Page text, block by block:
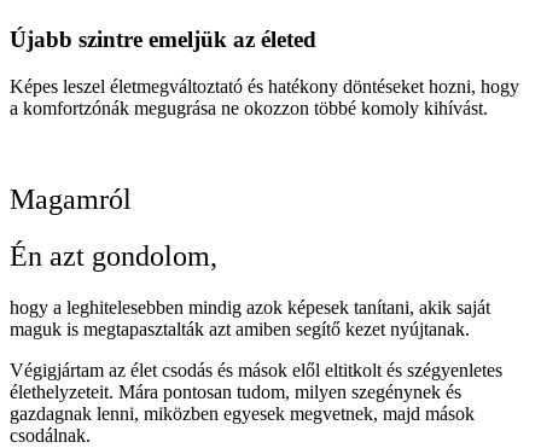
Újabb szintre emeljük az életed
Képes leszel életmegváltoztató és hatékony döntéseket hozni, hogy
a komfortzónák megugrása ne okozzon többé komoly kihívást.
Magamról
Én azt gondolom,
hogy a leghitelesebben mindig azok képesek tanítani, akik saját
maguk is megtapasztalták azt amiben segítő kezet nyújtanak.
Végigjártam az élet csodás és mások elől eltitkolt és szégyenletes
élethelyzeteit. Mára pontosan tudom, milyen szegénynek és
gazdagnak lenni, miközben egyesek megvetnek, majd mások
csodálnak.